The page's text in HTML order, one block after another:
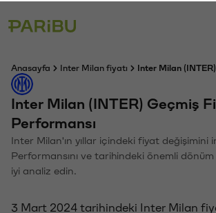
Anasayfa Inter Milan fiyatı Inter Milan
Inter Milan (INTER) Geçmiş
Performansı
Inter Milan'ın yıllar içindeki fiyat değişimini
Performansını ve tarihindeki önemli dönüm
iyi analiz edin.
3 Mart 2024 tarihindeki Inter Milan